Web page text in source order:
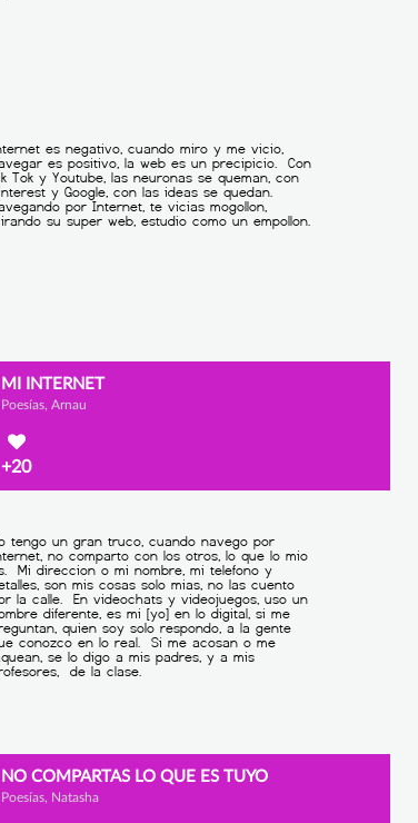
MI INTERNET
Poesías, Arnau
+20
NO COMPARTAS LO QUE ES TUYO
Poesías, Natasha